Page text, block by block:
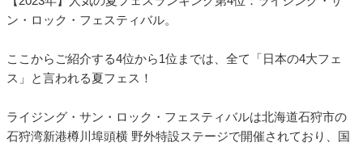
ン・ロック・フェスティバル。
ここからご紹介する4位から1位までは、全て「日本の4大フェ
ス」と言われる夏フェス！
ライジング・サン・ロック・フェスティバルは北海道石狩市の
石狩湾新港樽川埠頭横 野外特設ステージで開催されており、国